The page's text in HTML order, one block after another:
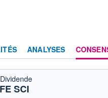
ANALYSES
SCI